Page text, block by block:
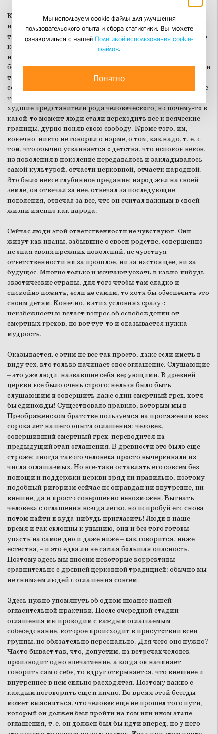
Конечно, они существовали всегда, не было такого
исторического периода, чтобы хоть какого-нибудь
тяжелого греха на земле совсем не было. Но, безусловно, то
количество и та концентрация грехов, которые мы
наблюдаем сейчас, особенно в нашем народе, в истории
беспрецедентны. Никогда не было такой эпохи, чтобы люди
так много и так страшно грешили, причем грешили часто
совершенно безответственно. Это не потому, что они какие-
то совсем уж бессовестные, и не потому, что они самые
худшие представители рода человеческого, но почему-то в
какой-то момент люди стали переходить все и всяческие
границы, дурно поняв свою свободу. Кроме того, им,
конечно, никто не говорил о норме, о том, как надо, т. е. о
том, что обычно усваивается с детства, что испокон веков,
из поколения в поколение передавалось и закладывалось
самой культурой, отчасти церковной, отчасти народной.
Это было некое глубинное предание: народ жил на своей
земле, он отвечал за нее, отвечал за последующие
поколения, отвечал за все, что он считал важным в своей
жизни именно как народа.
Сейчас люди этой ответственности не чувствуют. Они
живут как иваны, забывшие о своем родстве, совершенно
не зная своих прежних поколений, не чувствуя
ответственности ни за прошлое, ни за настоящее, ни за
будущее. Многие только и мечтают уехать в какие-нибудь
экзотические страны, для того чтобы там сладко и
спокойно пожить, если не самим, то хотя бы обеспечить это
своим детям. Конечно, в этих условиях сразу с
неизбежностью встает вопрос об освобождении от
смертных грехов, но вот тут-то и оказывается нужна
мудрость.
Оказывается, с этим не все так просто, даже если иметь в
виду тех, кто только начинает свое оглашение. Слушающие
– это уже люди, назвавшие себя верующими. В древней
церкви все было очень строго: нельзя было быть
слушающим и совершить даже один смертный грех, хотя
бы единожды! Существовало правило, которым мы в
Преображенском братстве пользуемся на протяжении всех
сорока лет нашего опыта оглашения: человек,
совершивший смертный грех, переводится на
предыдущий этап оглашения. В древности это было еще
строже: иногда такого человека просто вычеркивали из
числа оглашаемых. Но все-таки оставлять его совсем без
помощи и поддержки церкви вряд ли правильно, поэтому
подобный ригоризм сейчас не оправдан ни внутренне, ни
внешне, да и просто совершенно невозможен. Выгнать
человека с оглашения всегда легко, но попробуй его снова
потом найти и куда-нибудь пригласить! Люди в наше
время и так склонны к унынию, они и без того готовы
упасть на самое дно и даже ниже – как говорится, ниже
естества, – и это едва ли не самая большая опасность.
Поэтому здесь мы вносим некоторые коррективы
сравнительно с древней церковной традицией: обычно мы
не снимаем людей с оглашения совсем.
Здесь нужно упомянуть об одном нюансе нашей
огласительной практики. После очередной стадии
оглашения мы проводим с каждым оглашаемым
собеседование, которое происходит в присутствии всей
группы, но обязательно персонально. Для чего оно нужно?
Часто бывает так, что, допустим, на встречах человек
производит одно впечатление, а когда он начинает
говорить сам о себе, то вдруг открывается, что внешнее и
внутреннее в нем сильно расходятся. Поэтому важно с
каждым поговорить еще и лично. Во время этой беседы
может выясниться, что человек еще не прошел того пути,
который он должен был пройти на том или ином этапе
оглашения, т. е. он должен был бы идти вперед, но у него
Мы используем cookie-файлы для улучшения
пользовательского опыта и сбора статистики. Вы можете
ознакомиться с нашей Политикой использования cookie-
файлов.
Понятно